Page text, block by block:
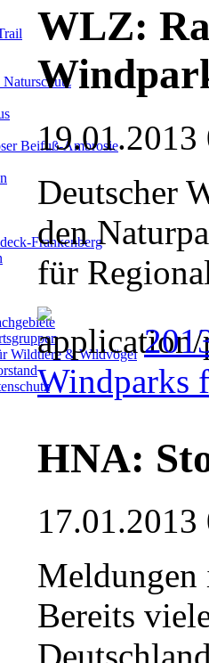
Beifuß-Ambrosie
Frankenberg
Wildtiere & Wildvögel
WLZ:
19.01.2013
Deutscher
den
für
Windparks
HNA:
17.01.2013
Bereits